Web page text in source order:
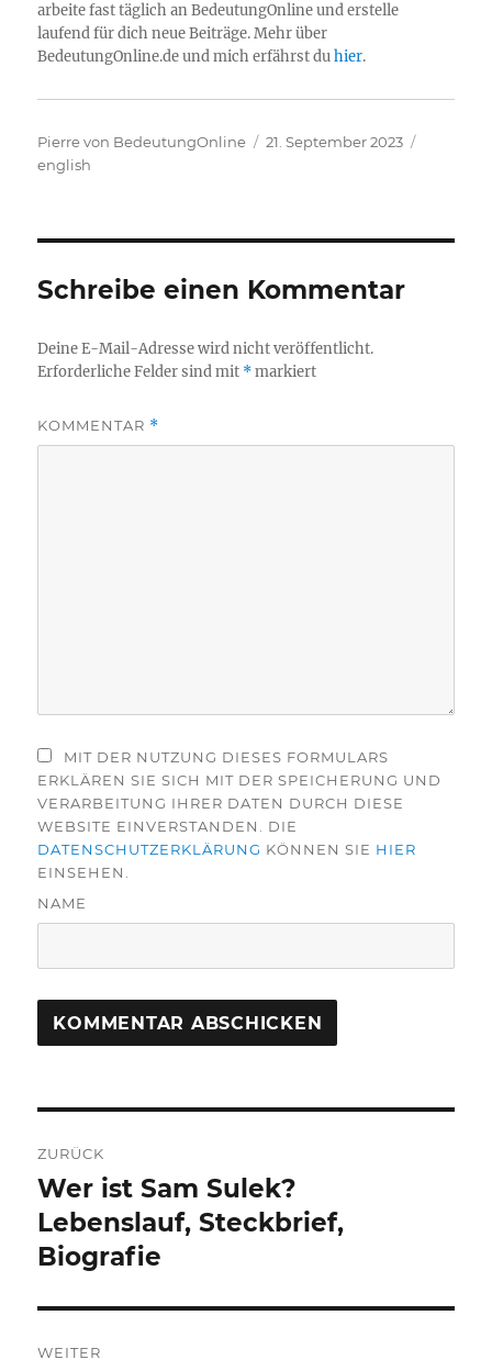
arbeite fast täglich an BedeutungOnline und erstelle
laufend für dich neue Beiträge. Mehr über
BedeutungOnline.de und mich erfährst duhier.
Autor
Pierre von BedeutungOnline
Veröffentlicht
21. September 2023
english
Schreibe einen Kommentar
Deine E-Mail-Adresse wird nicht veröffentlicht.
Erforderliche Felder sind mit *markiert
KOMMENTAR *
MIT DER NUTZUNG DIESES FORMULARS
ERKLÄREN SIE SICH MIT DER SPEICHERUNG UND
VERARBEITUNG IHRER DATEN DURCH DIESE
WEBSITE EINVERSTANDEN. DIE
DATENSCHUTZERKLÄRUNG KÖNNEN SIE HIER
EINSEHEN.
NAME
ZURÜCK
Vorheriger
Beitrag:
Wer ist Sam Sulek?
Lebenslauf, Steckbrief,
Biografie
WEITER